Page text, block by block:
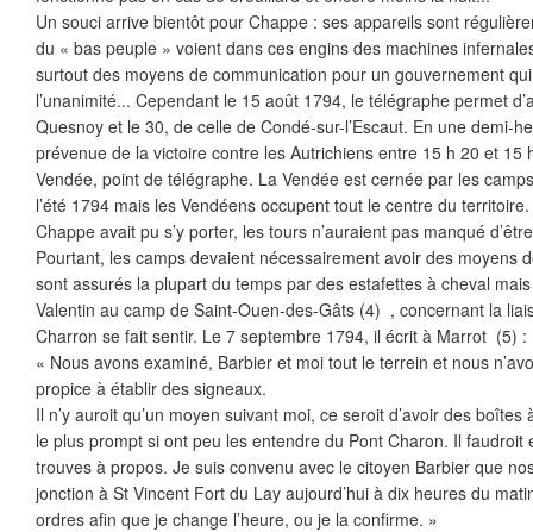
Un souci arrive bientôt pour Chappe : ses appareils sont
du « bas peuple » voient dans ces engins des machines
surtout des moyens de communication pour un gouvernement
l’unanimité... Cependant le 15 août 1794, le télégraphe permet
Quesnoy et le 30, de celle de Condé-sur-l’Escaut. En une demi-
prévenue de la victoire contre les Autrichiens entre 15 h 20 et 15
Vendée, point de télégraphe. La Vendée est cernée par les
l’été 1794 mais les Vendéens occupent tout le centre du
Chappe avait pu s’y porter, les tours n’auraient pas manqué
Pourtant, les camps devaient nécessairement avoir des moyens
sont assurés la plupart du temps par des estafettes à cheval
Valentin au camp de Saint-Ouen-des-Gâts (4) , concernant la
Charron se fait sentir. Le 7 septembre 1794, il écrit à Marrot (5) :
« Nous avons examiné, Barbier et moi tout le terrein et nous
propice à établir des signeaux.
Il n’y auroit qu’un moyen suivant moi, ce seroit d’avoir des
le plus prompt si ont peu les entendre du Pont Charon. Il faudroit
trouves à propos. Je suis convenu avec le citoyen Barbier que
jonction à St Vincent Fort du Lay aujourd’hui à dix heures du
ordres afin que je change l’heure, ou je la confirme. »